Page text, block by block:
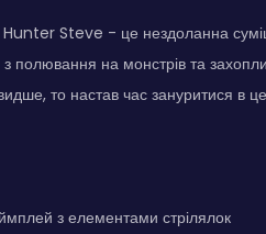
Steve - це нездоланна
з полювання на монстрів та
то настав час зануритися в
з елементами стрілялок